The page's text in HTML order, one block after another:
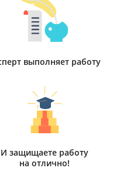
выполняет работу
И защищаете работу
на отлично!